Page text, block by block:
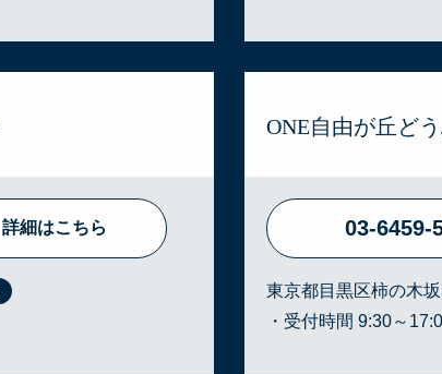
詳細はこちら
ONE自由が丘ど
03-6459-
東京都目黒区柿の木
・受付時間 9:30～